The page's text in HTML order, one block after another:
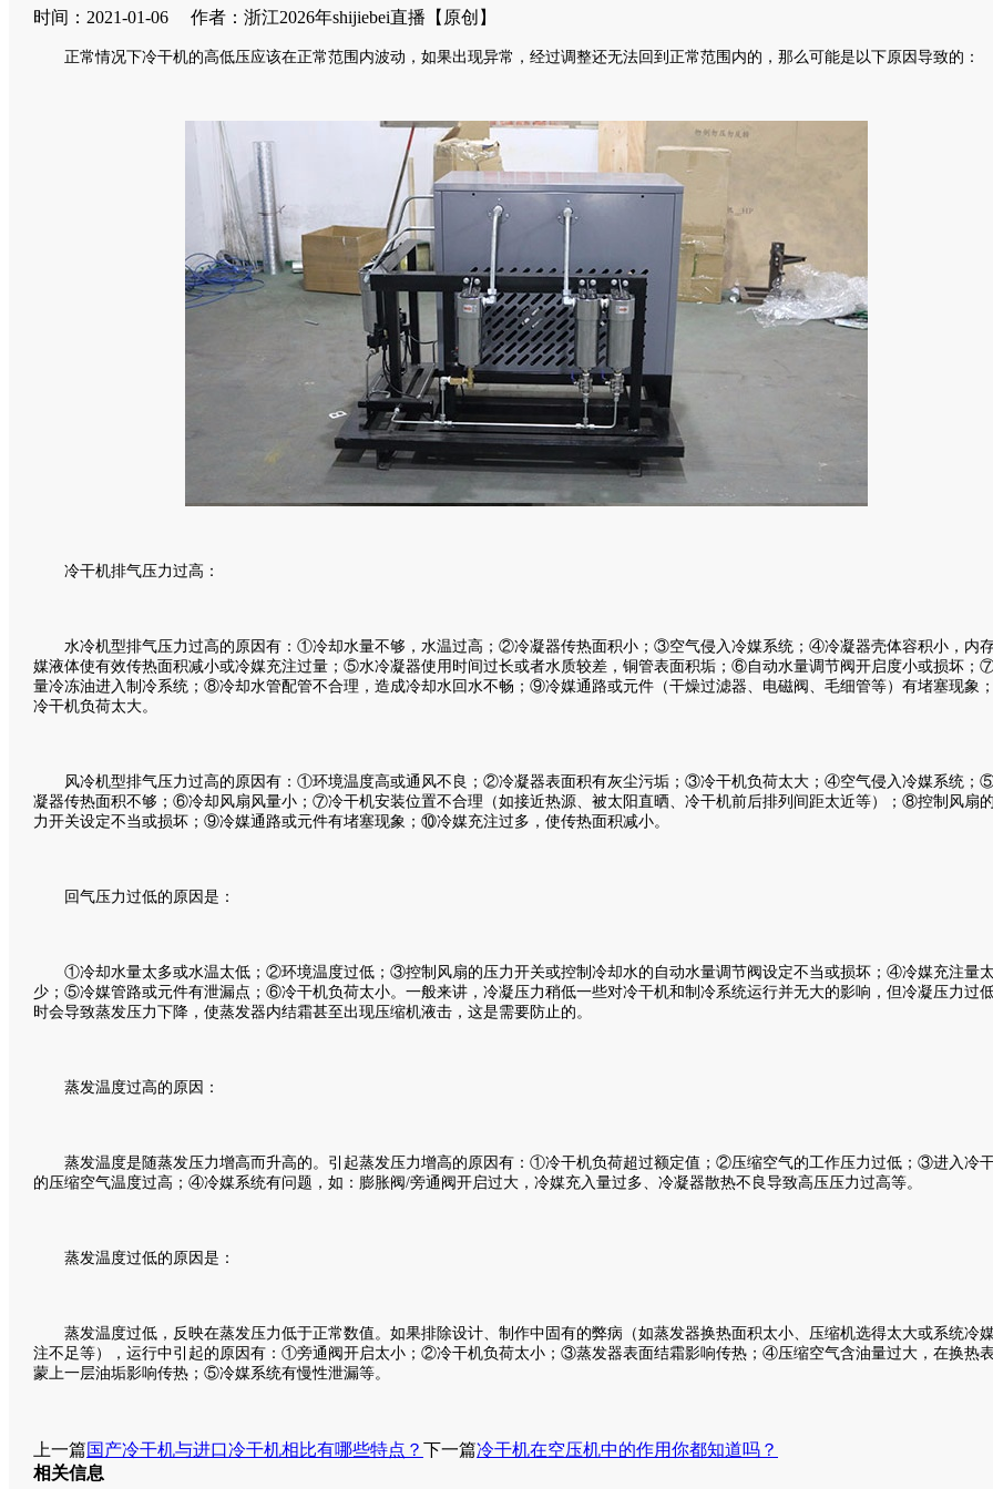
时间：2021-01-06 作者：浙江2026年shijiebei直播 【原创】
正常情况下冷干机的高低压应该在正常范围内波动，如果出现异常，经过调整还无法回到正常范围内的，那么可能是以下原因导致的：
冷干机排气压力过高：
水冷机型排气压力过高的原因有：①冷却水量不够，水温过高；②冷凝器传热面积小；③空气侵入冷媒系统；④冷凝器壳体容积小，内
媒液体使有效传热面积减小或冷媒充注过量；⑤水冷凝器使用时间过长或者水质较差，铜管表面积垢；⑥自动水量调节阀开启度小或损坏；
量冷冻油进入制冷系统；⑧冷却水管配管不合理，造成冷却水回水不畅；⑨冷媒通路或元件（干燥过滤器、电磁阀、毛细管等）有堵塞现象
冷干机负荷太大。
风冷机型排气压力过高的原因有：①环境温度高或通风不良；②冷凝器表面积有灰尘污垢；③冷干机负荷太大；④空气侵入冷媒系统；
凝器传热面积不够；⑥冷却风扇风量小；⑦冷干机安装位置不合理（如接近热源、被太阳直晒、冷干机前后排列间距太近等）；⑧控制风扇
力开关设定不当或损坏；⑨冷媒通路或元件有堵塞现象；⑩冷媒充注过多，使传热面积减小。
回气压力过低的原因是：
①冷却水量太多或水温太低；②环境温度过低；③控制风扇的压力开关或控制冷却水的自动水量调节阀设定不当或损坏；④冷媒充注量太
少；⑤冷媒管路或元件有泄漏点；⑥冷干机负荷太小。一般来讲，冷凝压力稍低一些对冷干机和制冷系统运行并无大的影响，但冷凝压力过
时会导致蒸发压力下降，使蒸发器内结霜甚至出现压缩机液击，这是需要防止的。
蒸发温度过高的原因：
蒸发温度是随蒸发压力增高而升高的。引起蒸发压力增高的原因有：①冷干机负荷超过额定值；②压缩空气的工作压力过低；③进入冷
的压缩空气温度过高；④冷媒系统有问题，如：膨胀阀/旁通阀开启过大，冷媒充入量过多、冷凝器散热不良导致高压压力过高等。
蒸发温度过低的原因是：
蒸发温度过低，反映在蒸发压力低于正常数值。如果排除设计、制作中固有的弊病（如蒸发器换热面积太小、压缩机选得太大或系统冷
注不足等），运行中引起的原因有：①旁通阀开启太小；②冷干机负荷太小；③蒸发器表面结霜影响传热；④压缩空气含油量过大，在换热
蒙上一层油垢影响传热；⑤冷媒系统有慢性泄漏等。
上一篇国产冷干机与进口冷干机相比有哪些特点？ 下一篇冷干机在空压机中的作用你都知道吗？
相关信息